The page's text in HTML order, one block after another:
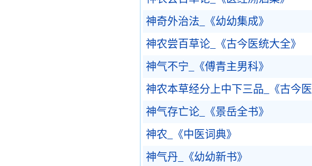
神奇外治法_《幼幼集成》
神农尝百草论_《古今医统大全》
神气不宁_《傅青主男科》
神农本草经分上中下三品_《古今医
神气存亡论_《景岳全书》
神农_《中医词典》
神气丹_《幼幼新书》